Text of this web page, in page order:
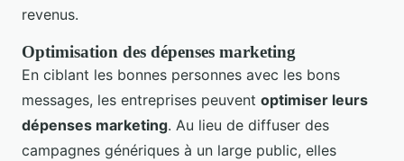
revenus.
Optimisation des dépenses marketing
En ciblant les bonnes personnes avec les bons
messages, les entreprises peuvent optimiser leurs
dépenses marketing. Au lieu de diffuser des
campagnes génériques à un large public, elles